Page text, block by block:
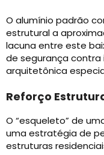
O alumínio padrão
estrutural a
lacuna entre este
de segurança contra
arquitetônica
Reforço
O “esqueleto” de
uma estratégia de
estruturas